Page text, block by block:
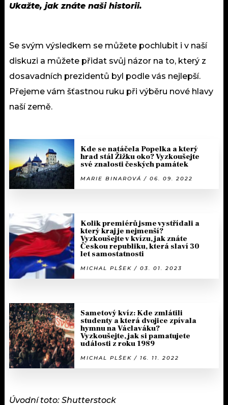
Ukažte, jak znáte naši historii.
Se svým výsledkem se můžete pochlubit i v naší
diskuzi a můžete přidat svůj názor na to, který z
dosavadních prezidentů byl podle vás nejlepší.
Přejeme vám šťastnou ruku při výběru nové hlavy
naší země.
Kde se natáčela Popelka a který
hrad stál Žižku oko? Vyzkoušejte
své znalosti českých památek
MARIE BINAROVÁ / 06. 09. 2022
Kolik premiérů jsme vystřídali a
který kraj je nejmenší?
Vyzkoušejte v kvízu, jak znáte
Českou republiku, která slaví 30
let samostatnosti
MICHAL PLŠEK / 03. 01. 2023
Sametový kvíz: Kde zmlátili
studenty a která dvojice zpívala
hymnu na Václaváku?
Vyzkoušejte, jak si pamatujete
události z roku 1989
MICHAL PLŠEK / 16. 11. 2022
Úvodní toto: Shutterstock